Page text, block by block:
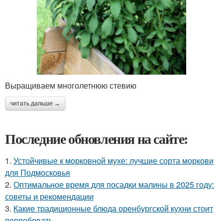
Выращиваем многолетнюю стевию
читать дальше →
Последние обновления на сайте:
1. Устойчивые к морковной мухе: лучшие сорта моркови
для Подмосковья
2. Оптимальное время для посадки малины в 2025 году:
советы и рекомендации
3. Какие традиционные блюда оренбургской кухни стоит